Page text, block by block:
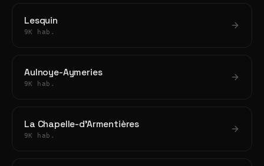
Lesquin
9K hab.
Aulnoye-Aymeries
9K hab.
La Chapelle-d'Armentières
9K hab.